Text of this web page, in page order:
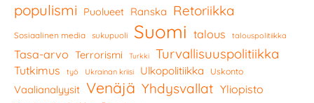
populismi Puolueet Ranska Retoriikka
Sosiaalinen media sukupuoli Suomi talous talouspolitiikka
Tasa-arvo Terrorismi Turkki Turvallisuuspolitiikka
Tutkimus työ Ukrainan kriisi Ulkopolitiikka Uskonto
Vaalianalyysit Venäjä Yhdysvallat Yliopisto